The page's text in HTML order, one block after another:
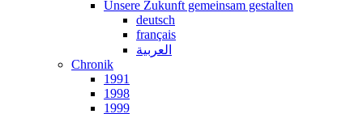
Unsere Zukunft gemeinsam gestalten
deutsch
français
العربية
Chronik
1991
1998
1999